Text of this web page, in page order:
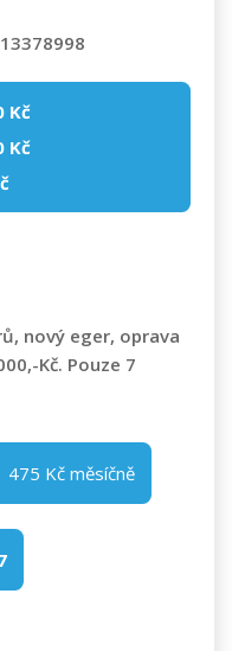
Kč
Kč
nový eger, oprava
Kč. Pouze 7
Kč měsíčně